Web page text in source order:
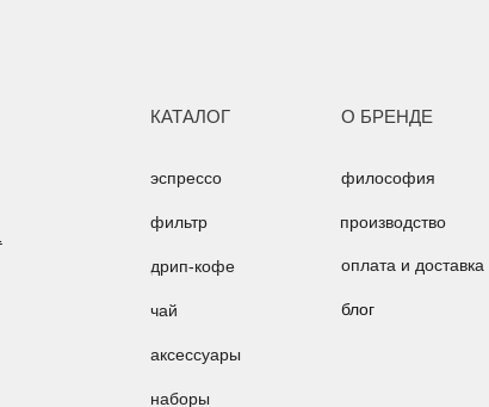
О БРЕНДЕ
блог
оплата и доставка
производство
философия
КАТАЛОГ
наборы
аксессуары
чай
дрип-кофе
фильтр
эспрессо